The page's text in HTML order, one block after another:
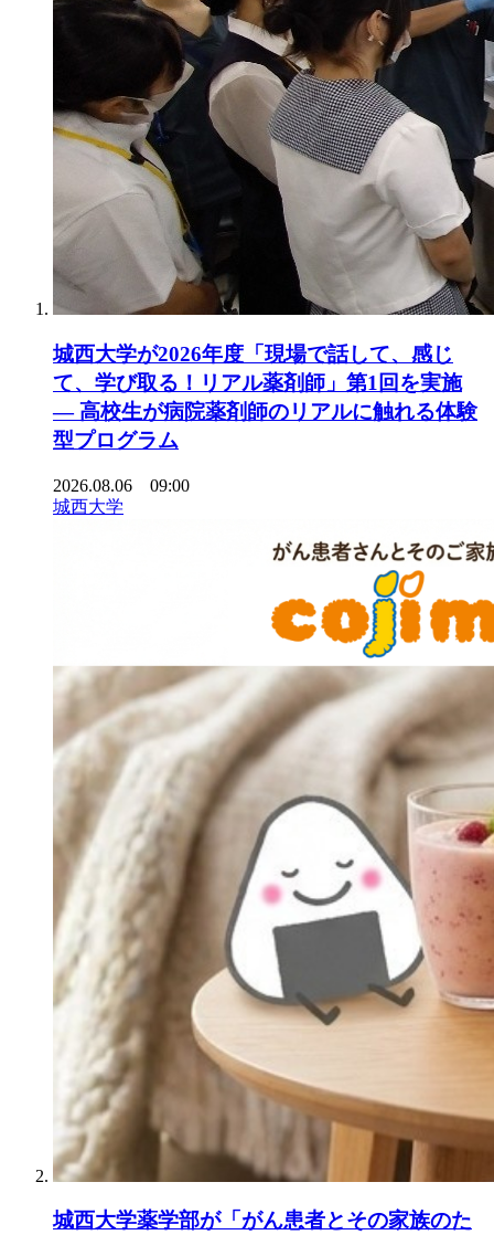
城西大学が2026年度「現場で話して、感じ
て、学び取る！リアル薬剤師」第1回を実施
― 高校生が病院薬剤師のリアルに触れる体験
型プログラム
2026.08.06 09:00
城西大学
城西大学薬学部が「がん患者とその家族のた